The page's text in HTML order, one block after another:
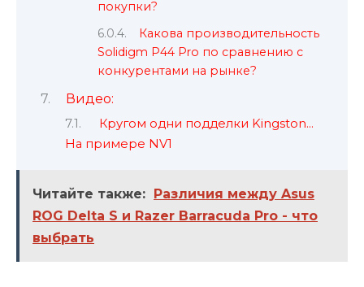
покупки?
Какова производительность
Solidigm P44 Pro по сравнению с
конкурентами на рынке?
Видео:
Кругом одни подделки Kingston…
На примере NV1
Читайте также:
Различия между Asus
ROG Delta S и Razer Barracuda Pro - что
выбрать